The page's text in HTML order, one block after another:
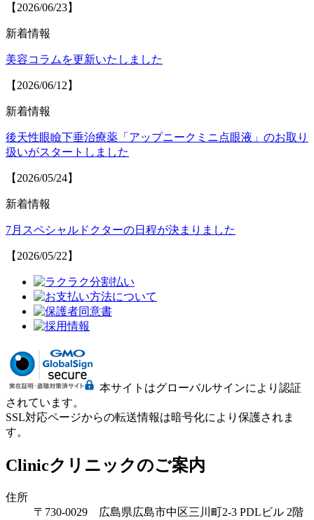
【2026/06/23】
新着情報
美容コラムを更新いたしました
【2026/06/12】
新着情報
後天性眼瞼下垂治療薬「アップニークミニ点眼液」のお取り
扱いがスタートしました
【2026/05/24】
新着情報
7月スペシャルドクターの日程が決まりました
【2026/05/22】
本サイトはグローバルサインにより認証
されています。
SSL対応ページからの転送情報は暗号化により保護されま
す。
Clinicクリニックのご案内
住所
〒730-0029 広島県広島市中区三川町2-3 PDLビル 2階